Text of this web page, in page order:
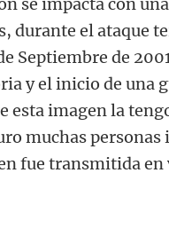
durante el ataque
Septiembre de
y el inicio de una
esta imagen la
muchas personas
fue transmitida en